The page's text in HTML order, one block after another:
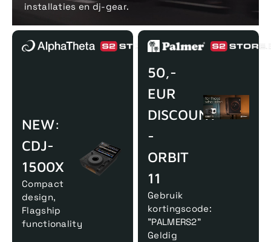
installaties en dj-gear.
NEW:
CDJ-
1500X
Compact
design,
Flagship
functionality
50,-
EUR
DISCOUNT
-
ORBIT
11
Gebruik
kortingscode:
"PALMERS2"
Geldig